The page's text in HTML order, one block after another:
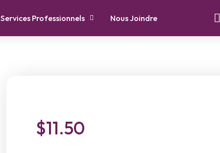
Services Professionnels Nous Joindre
$11.50